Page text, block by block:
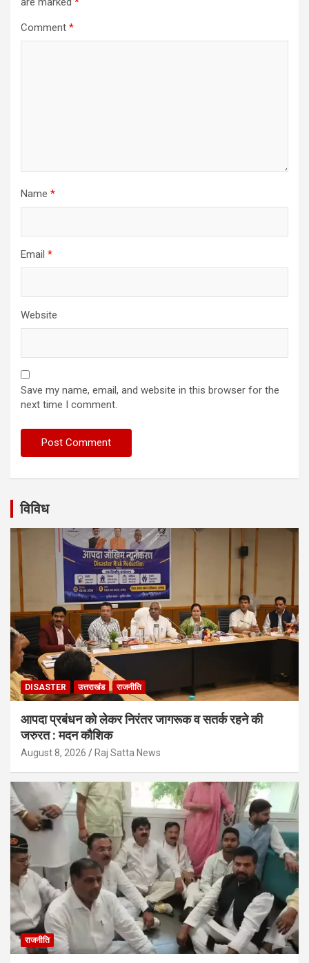
Comment *
Name *
Email *
Website
Save my name, email, and website in this browser for the
next time I comment.
विविध
DISASTER उत्तराखंड राजनीति
आपदा प्रबंधन को लेकर निरंतर जागरूक व सतर्क रहने की
जरुरत : मदन कौशिक
August 8, 2026 Raj Satta News
राजनीति